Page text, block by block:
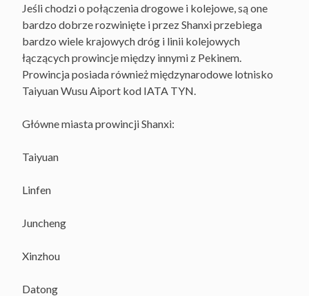
Jeśli chodzi o połączenia drogowe i kolejowe, są one
bardzo dobrze rozwinięte i przez Shanxi przebiega
bardzo wiele krajowych dróg i linii kolejowych
łączących prowincje między innymi z Pekinem.
Prowincja posiada również międzynarodowe lotnisko
Taiyuan Wusu Aiport kod IATA TYN.
Główne miasta prowincji Shanxi:
Taiyuan
Linfen
Juncheng
Xinzhou
Datong